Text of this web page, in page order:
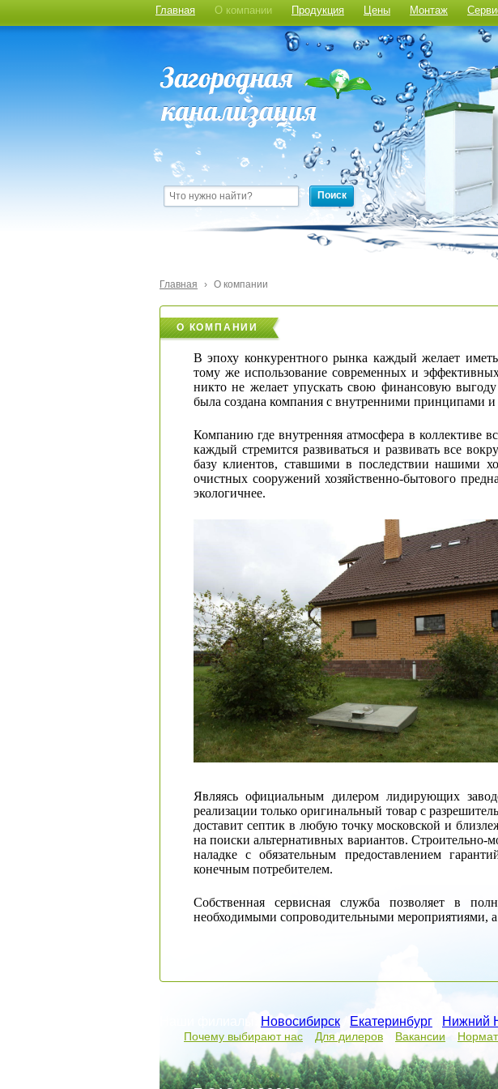
Главная О компании Продукция Цены Монтаж
Поиск
Главная › О компании
О КОМПАНИИ
В эпоху конкурентного рынка каждый желает
тому же использование современных и
никто не желает упускать свою финансовую
была создана компания с внутренними принципами и
Компанию где внутренняя атмосфера в коллективе
каждый стремится развиваться и развивать все
базу клиентов, ставшими в последствии нашими
очистных сооружений хозяйственно-бытового
экологичнее.
Являясь официальным дилером лидирующих
реализации только оригинальный товар с
доставит септик в любую точку московской и
на поиски альтернативных вариантов.
наладке с обязательным предоставлением
конечным потребителем.
Собственная сервисная служба позволяет в
необходимыми сопроводительными мероприятиями,
Новосибирск Екатеринбург Нижний
Почему выбирают нас Для дилеров Вакансии